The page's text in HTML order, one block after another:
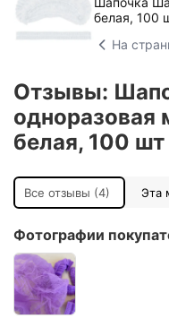
белая, 100
На
Отзывы:
одноразовая
белая, 100 шт
Все отзывы (4) Эта
Фотографии